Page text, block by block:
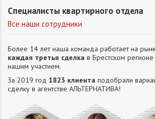
Специалисты квартирного отдела
Все наши сотрудники
Более 14 лет наша команда работает на
каждая третья сделка в Брестском
нашим участием.
За 2019 год 1823 клиента подобрали
сделку в агентстве АЛЬТЕРНАТИВA!